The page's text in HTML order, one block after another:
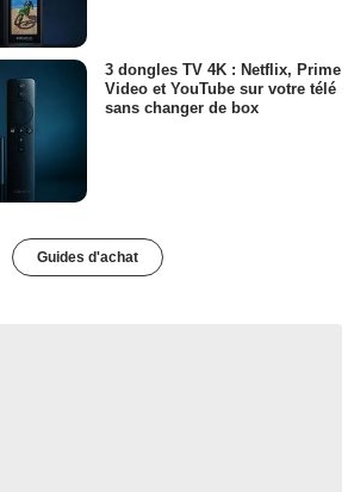
3 dongles TV 4K : Netflix, Prime
Video et YouTube sur votre télé
sans changer de box
Guides d'achat